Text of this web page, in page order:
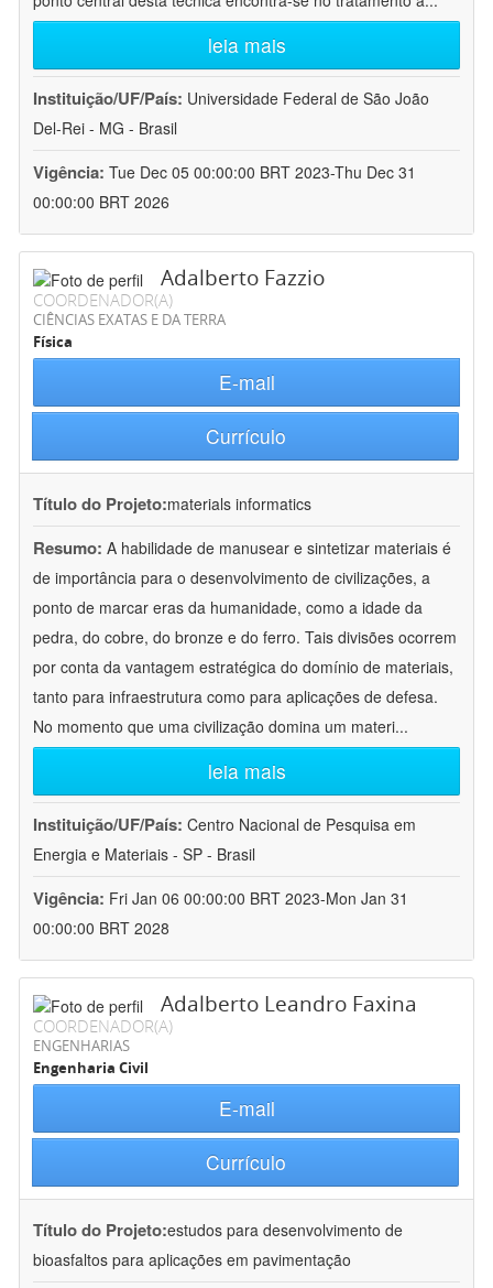
leia mais
Instituição/UF/País: Universidade Federal de São João
Del-Rei - MG - Brasil
Vigência: Tue Dec 05 00:00:00 BRT 2023-Thu Dec 31
00:00:00 BRT 2026
Adalberto Fazzio
COORDENADOR(A)
CIÊNCIAS EXATAS E DA TERRA
Física
E-mail
Currículo
Título do Projeto:materials informatics
Resumo: A habilidade de manusear e sintetizar materiais é
de importância para o desenvolvimento de civilizações, a
ponto de marcar eras da humanidade, como a idade da
pedra, do cobre, do bronze e do ferro. Tais divisões ocorrem
por conta da vantagem estratégica do domínio de materiais,
tanto para infraestrutura como para aplicações de defesa.
No momento que uma civilização domina um materi...
leia mais
Instituição/UF/País: Centro Nacional de Pesquisa em
Energia e Materiais - SP - Brasil
Vigência: Fri Jan 06 00:00:00 BRT 2023-Mon Jan 31
00:00:00 BRT 2028
Adalberto Leandro Faxina
COORDENADOR(A)
ENGENHARIAS
Engenharia Civil
E-mail
Currículo
Título do Projeto:estudos para desenvolvimento de
bioasfaltos para aplicações em pavimentação